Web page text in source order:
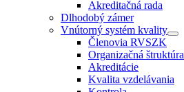
Akreditačná rada
Dlhodobý zámer
Vnútorný systém kvality
Členovia RVSZK
Organizačná štruktúra
Akreditácie
Kvalita vzdelávania